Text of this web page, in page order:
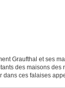
Graufthal et ses
des maisons des
ces falaises